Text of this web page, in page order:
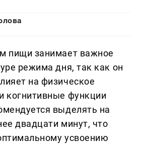
пищи занимает важное
режима дня, так как он
на физическое
когнитивные функции
выделять на
двадцати минут, что
усвоению